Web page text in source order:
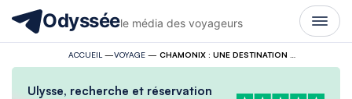
Odysséele média des voyageurs
ACCUEIL —VOYAGE—
Ulysse, recherche et réservation